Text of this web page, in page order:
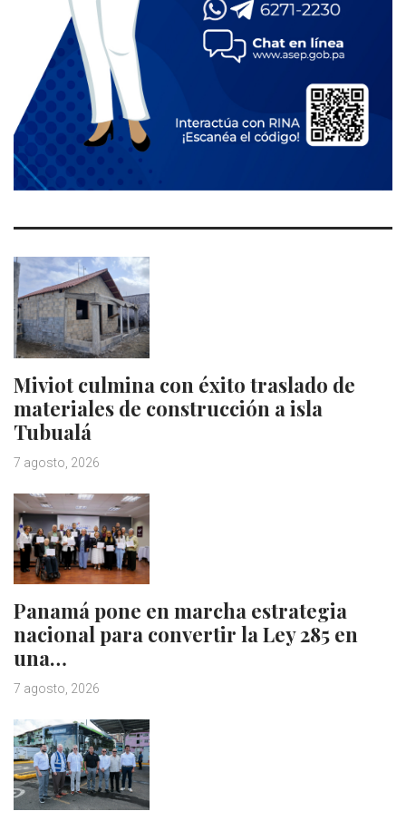
Miviot culmina con éxito traslado de
materiales de construcción a isla
Tubualá
7 agosto, 2026
Panamá pone en marcha estrategia
nacional para convertir la Ley 285 en
una…
7 agosto, 2026